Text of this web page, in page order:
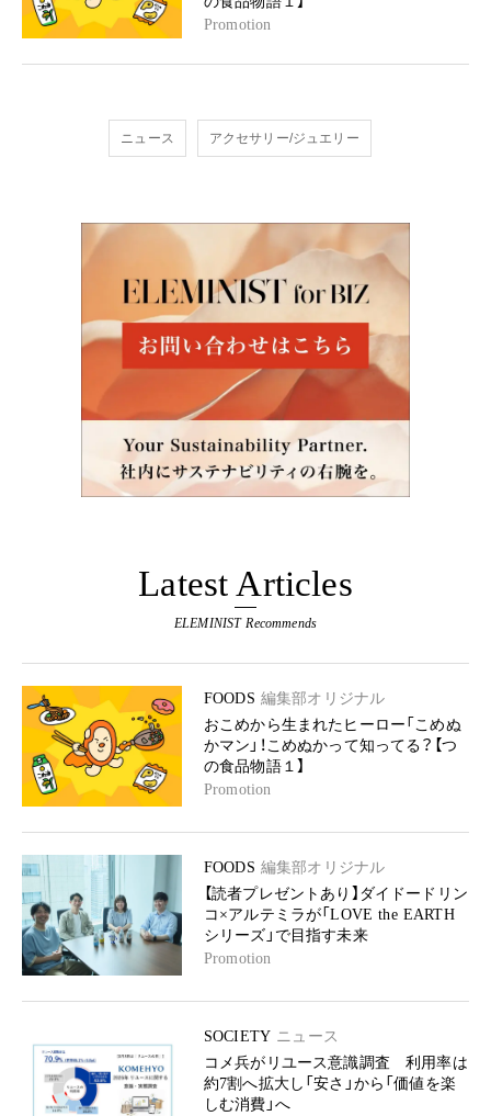
Promotion
ニュース アクセサリー/ジュエリー
Latest Articles
ELEMINIST Recommends
FOODS 編集部オリジナル
おこめから生まれたヒーロー「こめぬ
かマン」！こめぬかって知ってる？【つ
の食品物語１】
Promotion
FOODS 編集部オリジナル
【読者プレゼントあり】ダイドードリン
コ×アルテミラが「LOVE the EARTH
シリーズ」で目指す未来
Promotion
SOCIETY ニュース
コメ兵がリユース意識調査 利用率は
約7割へ拡大し「安さ」から「価値を楽
しむ消費」へ